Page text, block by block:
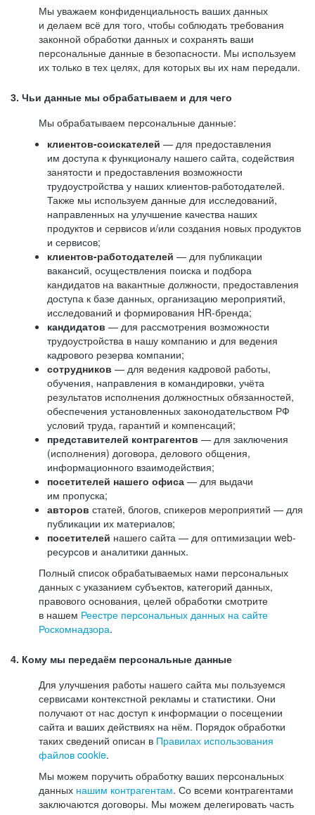
Мы уважаем конфиденциальность ваших данных
и делаем всё для того, чтобы соблюдать требования
законной обработки данных и сохранять ваши
персональные данные в безопасности. Мы используем
их только в тех целях, для которых вы их нам передали.
3. Чьи данные мы обрабатываем и для чего
Мы обрабатываем персональные данные:
клиентов-соискателей — для предоставления
им доступа к функционалу нашего сайта, содействия
занятости и предоставления возможности
трудоустройства у наших клиентов-работодателей.
Также мы используем данные для исследований,
направленных на улучшение качества наших
продуктов и сервисов и/или создания новых продуктов
и сервисов;
клиентов-работодателей — для публикации
вакансий, осуществления поиска и подбора
кандидатов на вакантные должности, предоставления
доступа к базе данных, организацию мероприятий,
исследований и формирования HR-бренда;
кандидатов — для рассмотрения возможности
трудоустройства в нашу компанию и для ведения
кадрового резерва компании;
сотрудников — для ведения кадровой работы,
обучения, направления в командировки, учёта
результатов исполнения должностных обязанностей,
обеспечения установленных законодательством РФ
условий труда, гарантий и компенсаций;
представителей контрагентов — для заключения
(исполнения) договора, делового общения,
информационного взаимодействия;
посетителей нашего офиса — для выдачи
им пропуска;
авторов статей, блогов, спикеров мероприятий — для
публикации их материалов;
посетителей нашего сайта — для оптимизации web-
ресурсов и аналитики данных.
Полный список обрабатываемых нами персональных
данных с указанием субъектов, категорий данных,
правового основания, целей обработки смотрите
в нашем Реестре персональных данных на сайте
Роскомнадзора.
4. Кому мы передаём персональные данные
Для улучшения работы нашего сайта мы пользуемся
сервисами контекстной рекламы и статистики. Они
получают от нас доступ к информации о посещении
сайта и ваших действиях на нём. Порядок обработки
таких сведений описан в Правилах использования
файлов cookie.
Мы можем поручить обработку ваших персональных
данных нашим контрагентам. Со всеми контрагентами
заключаются договоры. Мы можем делегировать часть